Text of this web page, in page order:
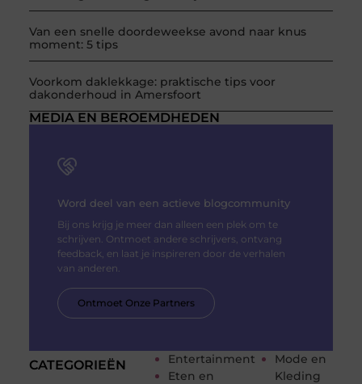
Van een snelle doordeweekse avond naar knus
moment: 5 tips
Voorkom daklekkage: praktische tips voor
dakonderhoud in Amersfoort
CATEGORIEËN
Entertainment
Eten en
Mode en
Kleding
MEDIA EN BEROEMDHEDEN
Word deel van een actieve blogcommunity
Bij ons krijg je meer dan alleen een plek om te
schrijven. Ontmoet andere schrijvers, ontvang
feedback, en laat je inspireren door de verhalen
van anderen.
Ontmoet Onze Partners